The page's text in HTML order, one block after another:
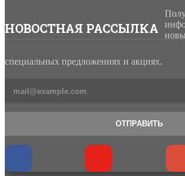
НОВОСТНАЯ РАССЫЛКА
специальных предложениях и акциях.
ОТПРАВИТЬ